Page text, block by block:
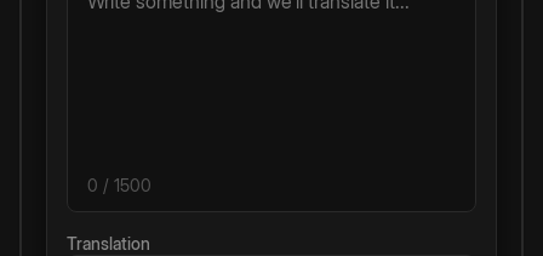
0 / 1500
Translation